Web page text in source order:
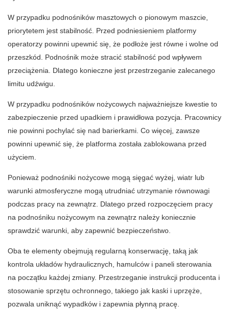
W przypadku podnośników masztowych o pionowym maszcie,
priorytetem jest stabilność. Przed podniesieniem platformy
operatorzy powinni upewnić się, że podłoże jest równe i wolne od
przeszkód. Podnośnik może stracić stabilność pod wpływem
przeciążenia. Dlatego konieczne jest przestrzeganie zalecanego
limitu udźwigu.
W przypadku podnośników nożycowych najważniejsze kwestie to
zabezpieczenie przed upadkiem i prawidłowa pozycja. Pracownicy
nie powinni pochylać się nad barierkami. Co więcej, zawsze
powinni upewnić się, że platforma została zablokowana przed
użyciem.
Ponieważ podnośniki nożycowe mogą sięgać wyżej, wiatr lub
warunki atmosferyczne mogą utrudniać utrzymanie równowagi
podczas pracy na zewnątrz. Dlatego przed rozpoczęciem pracy
na podnośniku nożycowym na zewnątrz należy koniecznie
sprawdzić warunki, aby zapewnić bezpieczeństwo.
Oba te elementy obejmują regularną konserwację, taką jak
kontrola układów hydraulicznych, hamulców i paneli sterowania
na początku każdej zmiany. Przestrzeganie instrukcji producenta i
stosowanie sprzętu ochronnego, takiego jak kaski i uprzęże,
pozwala uniknąć wypadków i zapewnia płynną pracę.